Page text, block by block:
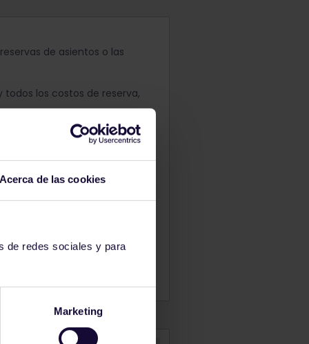
Acerca de las cookies
de redes sociales y para
Marketing
de asientos o las
los costos de reserva,
aire
de vagones rolling
se ofrece en seis
vagones de primera y